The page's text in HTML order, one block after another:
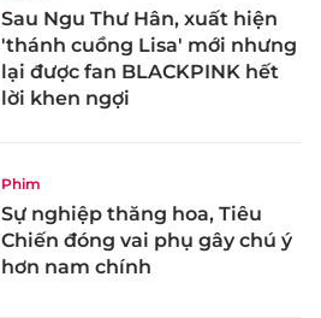
Sau Ngu Thư Hân, xuất hiện
'thánh cuồng Lisa' mới nhưng
lại được fan BLACKPINK hết
lời khen ngợi
Phim
Sự nghiệp thăng hoa, Tiêu
Chiến đóng vai phụ gây chú ý
hơn nam chính